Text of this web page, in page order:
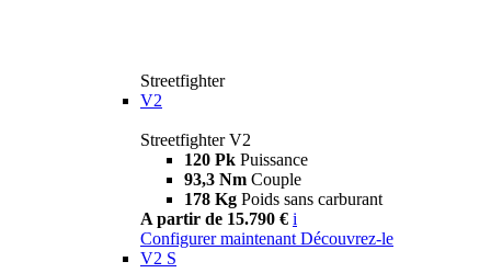
Streetfighter
V2
Streetfighter V2
120 Pk Puissance
93,3 Nm Couple
178 Kg Poids sans carburant
A partir de 15.790 € i
Configurer maintenant Découvrez-le
V2 S